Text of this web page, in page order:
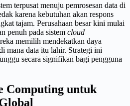
terpusat menuju pemrosesan data di
karena kebutuhan akan respons
tajam. Perusahaan besar kini mulai
penuh pada sistem cloud
memilih mendekatkan daya
mana data itu lahir. Strategi ini
secara signifikan bagi pengguna
Computing untuk